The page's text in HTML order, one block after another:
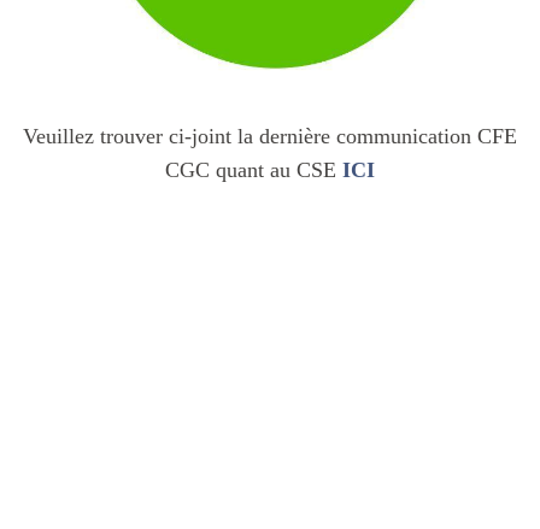
Veuillez trouver ci-joint la dernière communication CFE
CGC quant au CSE ICI